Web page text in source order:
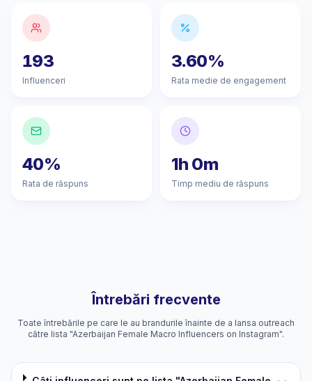
193
Influenceri
3.60%
Rata medie de engagement
40%
Rata de răspuns
1h 0m
Timp mediu de răspuns
Întrebări frecvente
Toate întrebările pe care le au brandurile înainte de a lansa outreach
către lista "Azerbaijan Female Macro Influencers on Instagram".